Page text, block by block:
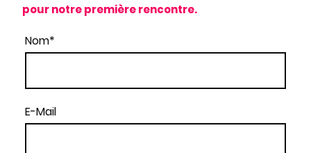
pour notre première rencontre.
Nom*
E-Mail